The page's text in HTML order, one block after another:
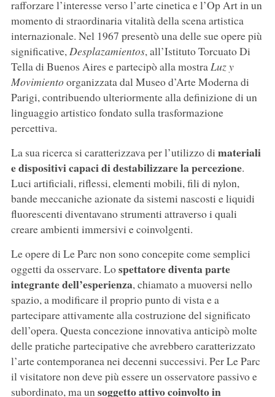
rafforzare l’interesse verso l’arte cinetica e l’Op Art in un
momento di straordinaria vitalità della scena artistica
internazionale. Nel 1967 presentò una delle sue opere più
significative, Desplazamientos, all’Istituto Torcuato Di
Tella di Buenos Aires e partecipò alla mostra Luz y
Movimientoorganizzata dal Museo d’Arte Moderna di
Parigi, contribuendo ulteriormente alla definizione di un
linguaggio artistico fondato sulla trasformazione
percettiva.
La sua ricerca si caratterizzava per l’utilizzo di materiali
e dispositivi capaci di destabilizzare la percezione.
Luci artificiali, riflessi, elementi mobili, fili di nylon,
bande meccaniche azionate da sistemi nascosti e liquidi
fluorescenti diventavano strumenti attraverso i quali
creare ambienti immersivi e coinvolgenti.
Le opere di Le Parc non sono concepite come semplici
oggetti da osservare. Lospettatore diventa parte
integrante dell’esperienza, chiamato a muoversi nello
spazio, a modificare il proprio punto di vista e a
partecipare attivamente alla costruzione del significato
dell’opera. Questa concezione innovativa anticipò molte
delle pratiche partecipative che avrebbero caratterizzato
l’arte contemporanea nei decenni successivi. Per Le Parc
il visitatore non deve più essere un osservatore passivo e
subordinato, ma unsoggetto attivo coinvolto in